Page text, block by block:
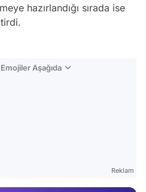
hazırlandığı sırada ise
Aşağıda
Reklam